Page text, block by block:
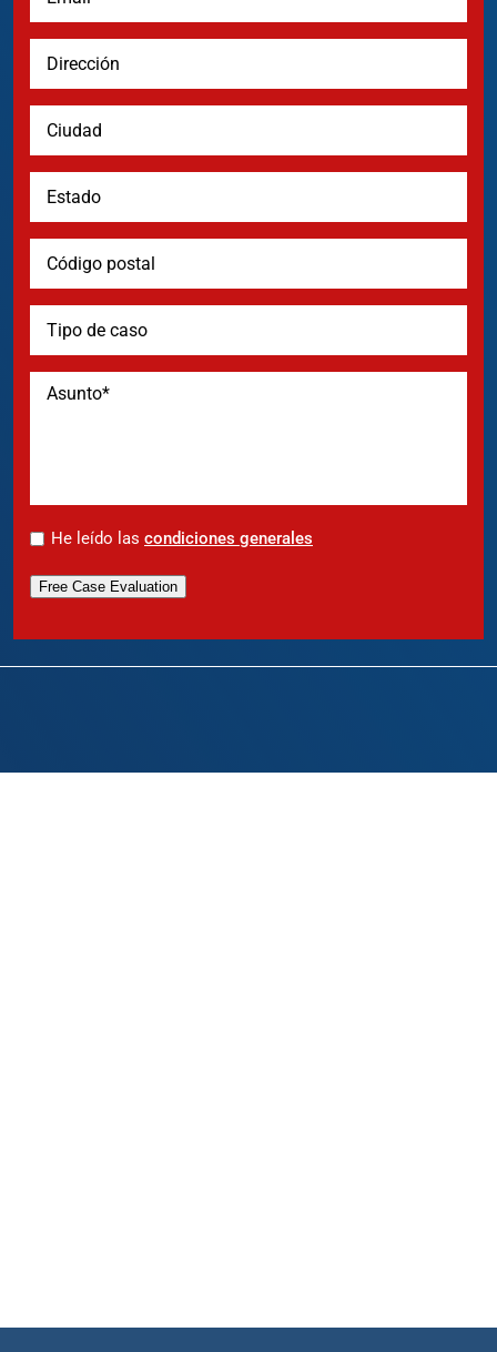
* He leído las condiciones generales
Free Case Evaluation